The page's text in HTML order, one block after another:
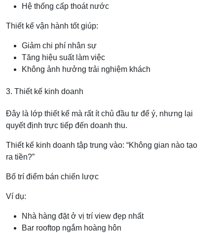
Hệ thống cấp thoát nước
Thiết kế vận hành tốt giúp:
Giảm chi phí nhân sự
Tăng hiệu suất làm việc
Không ảnh hưởng trải nghiệm khách
3. Thiết kế kinh doanh
Đây là lớp thiết kế mà rất ít chủ đầu tư để ý, nhưng lại
quyết định trực tiếp đến doanh thu.
Thiết kế kinh doanh tập trung vào: “Không gian nào tạo
ra tiền?”
Bố trí điểm bán chiến lược
Ví dụ:
Nhà hàng đặt ở vị trí view đẹp nhất
Bar rooftop ngắm hoàng hôn